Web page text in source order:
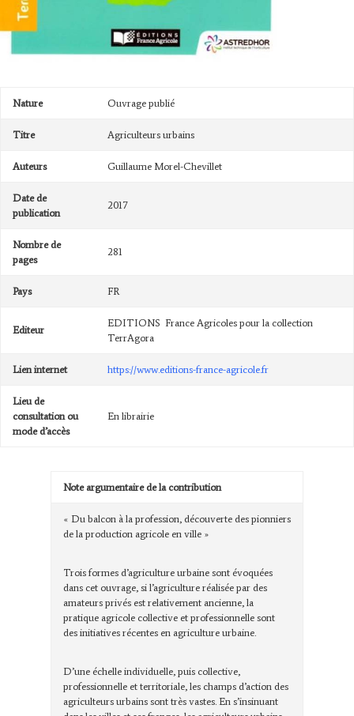
Nature Ouvrage publié
Titre Agriculteurs urbains
Auteurs Guillaume Morel-Chevillet
Date de
publication
2017
Nombre de
pages
281
Pays FR
Editeur
EDITIONS France Agricoles pour la collection
TerrAgora
Lien internet https://www.editions-france-agricole.fr
Lieu de
consultation ou
mode d’accès
En librairie
Note argumentaire de la contribution
« Du balcon à la profession, découverte des pionniers
de la production agricole en ville »
Trois formes d’agriculture urbaine sont évoquées
dans cet ouvrage, si l’agriculture réalisée par des
amateurs privés est relativement ancienne, la
pratique agricole collective et professionnelle sont
des initiatives récentes en agriculture urbaine.
D’une échelle individuelle, puis collective,
professionnelle et territoriale, les champs d’action des
agriculteurs urbains sont très vastes. En s’insinuant